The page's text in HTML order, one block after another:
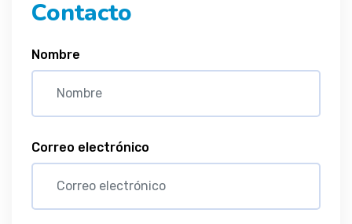
Contacto
Nombre
Correo electrónico